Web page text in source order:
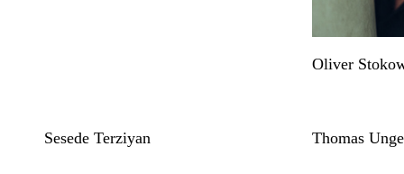
Oliver
Sesede Terziyan Thomas